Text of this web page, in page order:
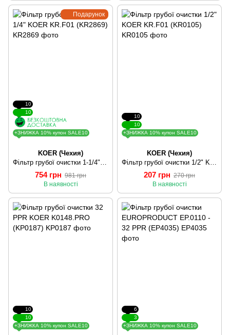
Подарунок
10
10
+ЗНИЖКА 10% купон SALE10
KOER (Чехия)
754 грн 981 грн
В наявності
10
10
+ЗНИЖКА 10% купон SALE10
KOER (Чехия)
207 грн 270 грн
В наявності
10
10
+ЗНИЖКА 10% купон SALE10
6
3
+ЗНИЖКА 10% купон SALE10